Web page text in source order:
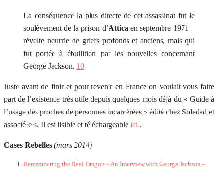
La conséquence la plus directe de cet assassinat fut le
soulèvement de la prison d’Attica en septembre 1971 –
révolte nourrie de griefs profonds et anciens, mais qui
fut portée à ébullition par les nouvelles concernant
George Jackson. 10
Juste avant de finir et pour revenir en France on voulait vous faire
part de l’existence très utile depuis quelques mois déjà du « Guide à
l’usage des proches de personnes incarcérées » édité chez Soledad et
associé·e·s. Il est lisible et téléchargeable ici .
Cases Rebelles (mars 2014)
Remembering the Real Dragon – An Interview with George Jackson –